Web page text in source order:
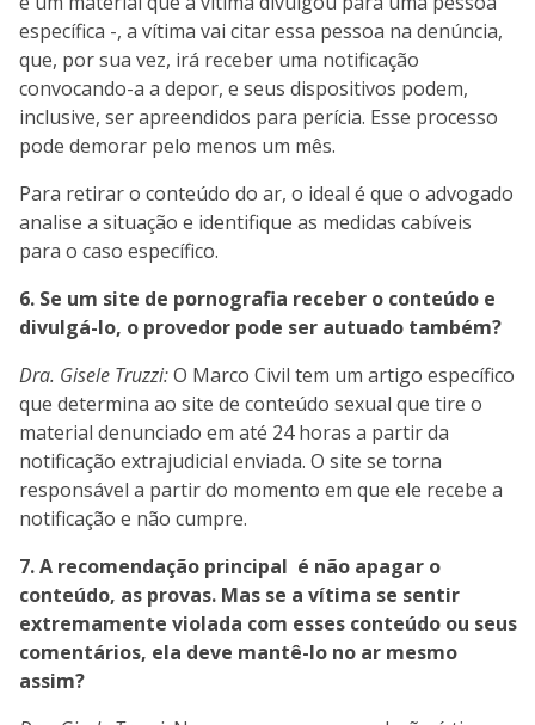
específica -, a vítima vai citar essa pessoa na denúncia,
que, por sua vez, irá receber uma notificação
convocando-a a depor, e seus dispositivos podem,
inclusive, ser apreendidos para perícia. Esse processo
pode demorar pelo menos um mês.
Para retirar o conteúdo do ar, o ideal é que o advogado
analise a situação e identifique as medidas cabíveis
para o caso específico.
6. Se um site de pornografia receber o conteúdo e
divulgá-lo, o provedor pode ser autuado também?
Dra. Gisele Truzzi:O Marco Civil tem um artigo específico
que determina ao site de conteúdo sexual que tire o
material denunciado em até 24 horas a partir da
notificação extrajudicial enviada. O site se torna
responsável a partir do momento em que ele recebe a
notificação e não cumpre.
7. A recomendação principal é não apagar o
conteúdo, as provas. Mas se a vítima se sentir
extremamente violada com esses conteúdo ou seus
comentários, ela deve mantê-lo no ar mesmo
assim?